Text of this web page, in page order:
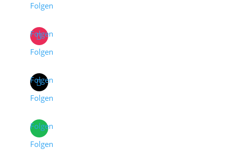
Folgen
Folgen
Folgen
Folgen
Folgen
Folgen
Folgen